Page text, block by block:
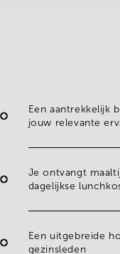
Een aantrekkelijk
jouw relevante
Je ontvangt
dagelijkse
Een uitgebreide
gezinsleden